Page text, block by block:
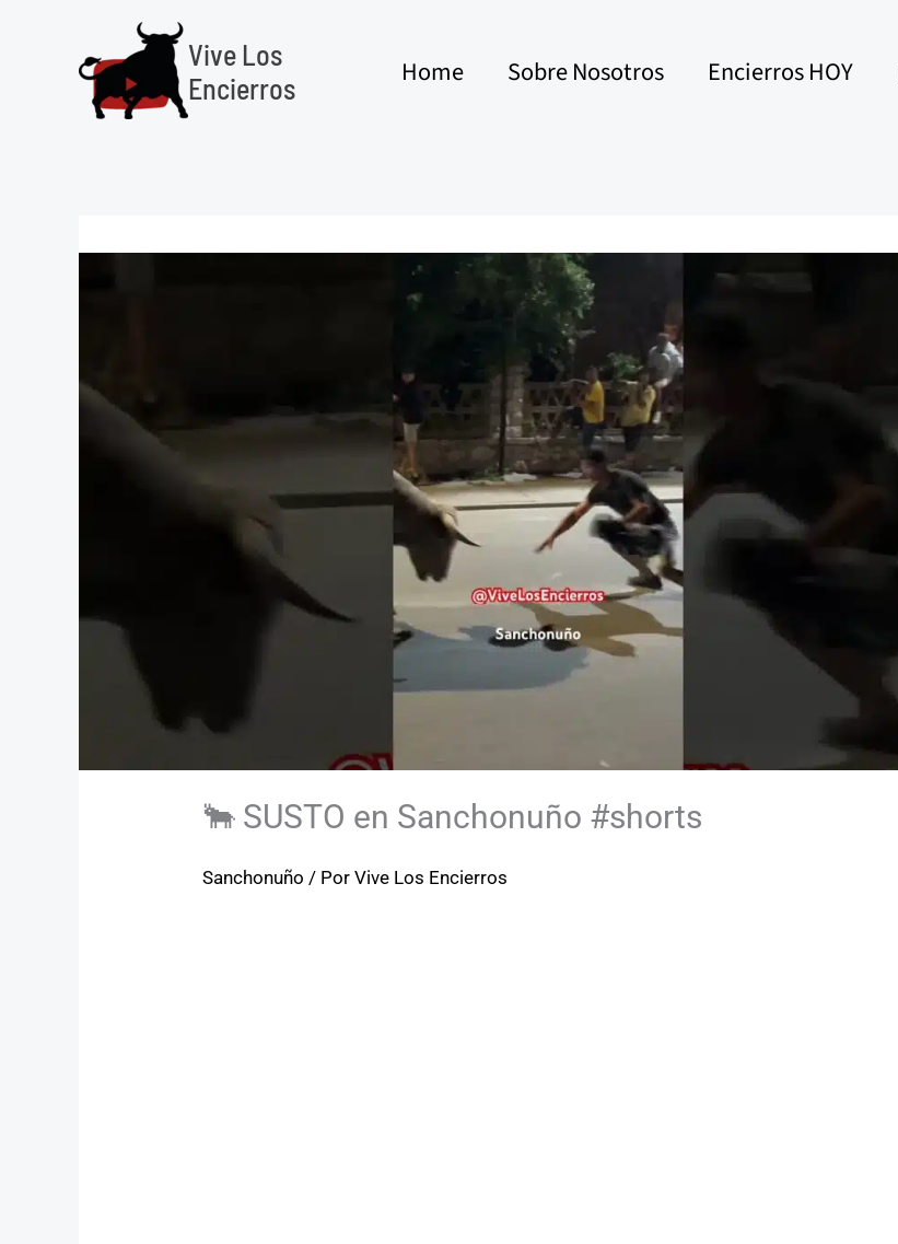
contenido
Vive Los
Encierros
Home Sobre Nosotros Encierros HOY
🐂 SUSTO en Sanchonuño #shorts
Sanchonuño / PorVive Los Encierros